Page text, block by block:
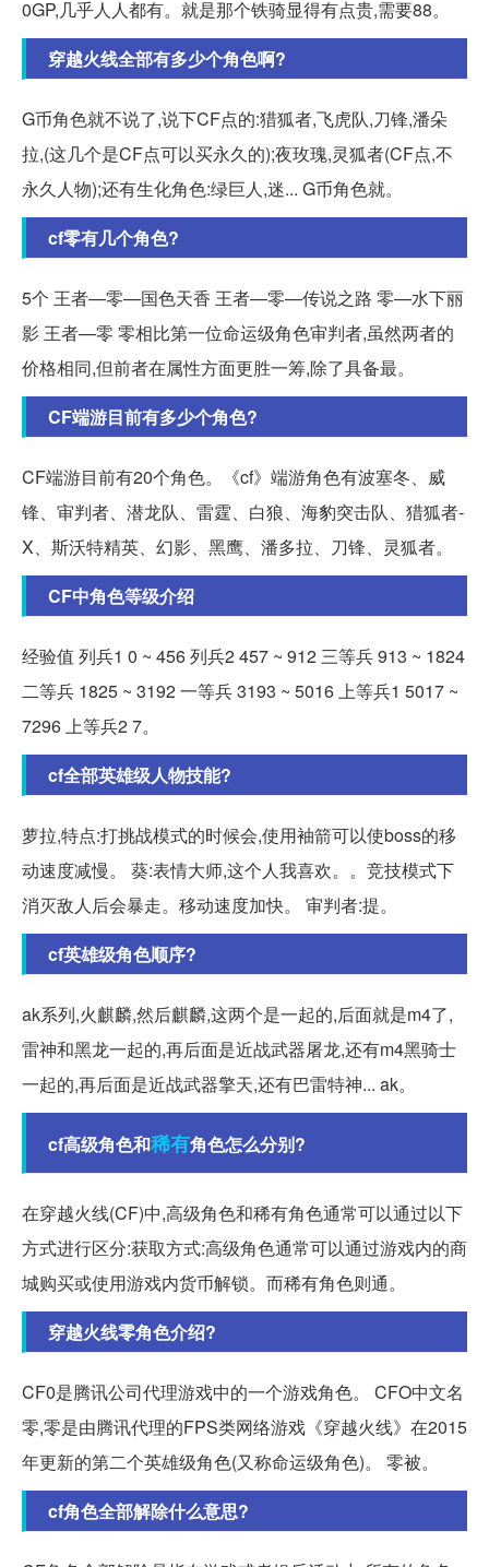
0GP,几乎人人都有。就是那个铁骑显得有点贵,需要88。
穿越火线全部有多少个角色啊?
G币角色就不说了,说下CF点的:猎狐者,飞虎队,刀锋,潘朵
拉,(这几个是CF点可以买永久的);夜玫瑰,灵狐者(CF点,不
永久人物);还有生化角色:绿巨人,迷... G币角色就。
cf零有几个角色?
5个 王者—零—国色天香 王者—零—传说之路 零—水下丽
影 王者—零 零相比第一位命运级角色审判者,虽然两者的
价格相同,但前者在属性方面更胜一筹,除了具备最。
CF端游目前有多少个角色?
CF端游目前有20个角色。《cf》端游角色有波塞冬、威
锋、审判者、潜龙队、雷霆、白狼、海豹突击队、猎狐者-
X、斯沃特精英、幻影、黑鹰、潘多拉、刀锋、灵狐者。
CF中角色等级介绍
经验值 列兵1 0 ~ 456 列兵2 457 ~ 912 三等兵 913 ~ 1824
二等兵 1825 ~ 3192 一等兵 3193 ~ 5016 上等兵1 5017 ~
7296 上等兵2 7。
cf全部英雄级人物技能?
萝拉,特点:打挑战模式的时候会,使用袖箭可以使boss的移
动速度减慢。 葵:表情大师,这个人我喜欢。。竞技模式下
消灭敌人后会暴走。移动速度加快。 审判者:提。
cf英雄级角色顺序?
ak系列,火麒麟,然后麒麟,这两个是一起的,后面就是m4了,
雷神和黑龙一起的,再后面是近战武器屠龙,还有m4黑骑士
一起的,再后面是近战武器擎天,还有巴雷特神... ak。
cf高级角色和稀有角色怎么分别?
在穿越火线(CF)中,高级角色和稀有角色通常可以通过以下
方式进行区分:获取方式:高级角色通常可以通过游戏内的商
城购买或使用游戏内货币解锁。而稀有角色则通。
穿越火线零角色介绍?
CF0是腾讯公司代理游戏中的一个游戏角色。 CFO中文名
零,零是由腾讯代理的FPS类网络游戏《穿越火线》在2015
年更新的第二个英雄级角色(又称命运级角色)。 零被。
cf角色全部解除什么意思?